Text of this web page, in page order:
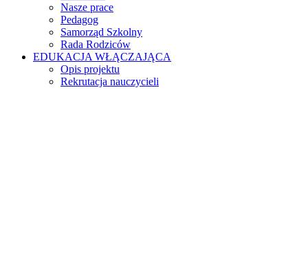
Nasze prace
Pedagog
Samorząd Szkolny
Rada Rodziców
EDUKACJA WŁĄCZAJĄCA
Opis projektu
Rekrutacja nauczycieli